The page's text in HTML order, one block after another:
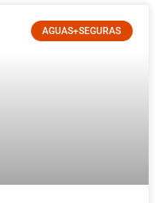
AGUAS+SEGURAS